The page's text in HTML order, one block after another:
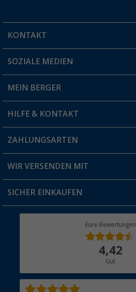
KONTAKT
Du hast eine Frage?
Filiale finden
SOZIALE MEDIEN
MEIN BERGER
Vorteilskarte
Blog
Jobs & Karriere
HILFE & KONTAKT
FAQ & Kontakt
Versandinformationen
Rücksendung
ZAHLUNGSARTEN
WIR VERSENDEN MIT
SICHER EINKAUFEN
Eure Bewertungen
4,42
Gut